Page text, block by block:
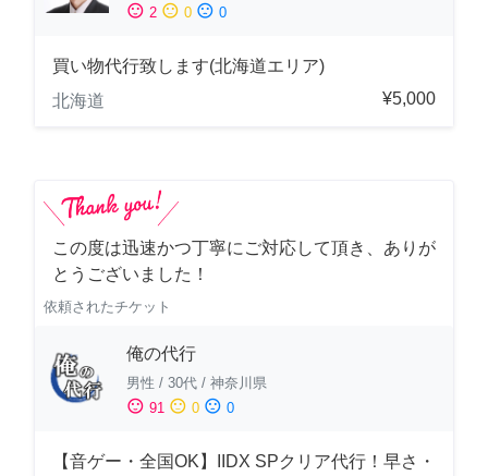
sentiment_satisfied 2 sentiment_neutral 0 sentiment_dissatisfied 0
買い物代行致します(北海道エリア)
北海道
¥5,000
この度は迅速かつ丁寧にご対応して頂き、ありが
とうございました！
依頼されたチケット
俺の代行
男性 / 30代 / 神奈川県
sentiment_satisfied 91 sentiment_neutral 0 sentiment_dissatisfied 0
【音ゲー・全国OK】IIDX SPクリア代行！早さ・